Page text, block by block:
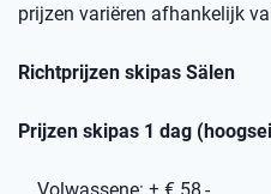
prijzen variëren afhankelijk
Richtprijzen skipas Sälen
Prijzen skipas 1 dag
Volwassene: ± € 58,-